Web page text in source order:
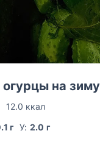
на
12.0 ккал
г У: 2.0 г